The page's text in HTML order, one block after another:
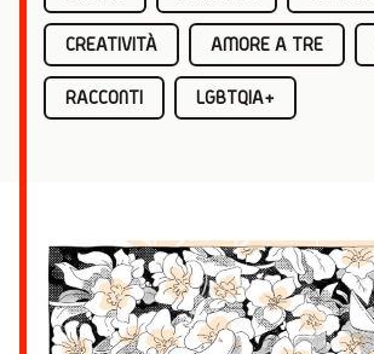
CREATIVITÀ AMORE A TRE
RACCONTI LGBTQIA+